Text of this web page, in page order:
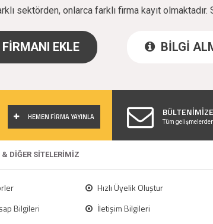
sektörden, onlarca farklı firma kayıt
EKLE BİLGİ
HEMEN FİRMA YAYINLA
Tüm
DİĞER SİTELERİMİZ
Hızlı Üyelik Oluştur
Bilgileri
İletişim Bilgileri